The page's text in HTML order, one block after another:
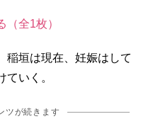
（全1枚）
垣は現在、妊娠はして
いく。
ツが続きます